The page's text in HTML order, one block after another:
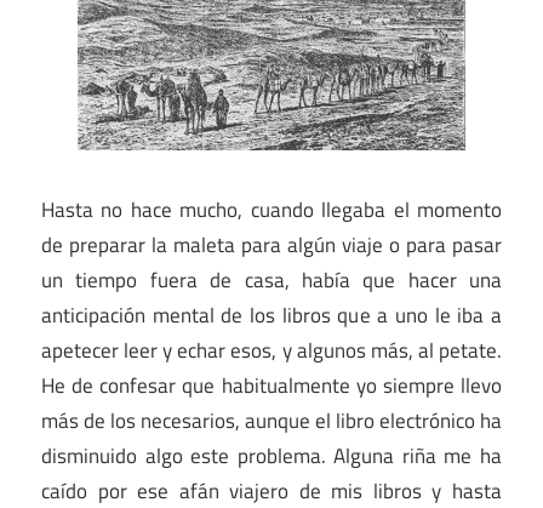
Hasta no hace mucho, cuando llegaba el momento
de preparar la maleta para algún viaje o para pasar
un tiempo fuera de casa, había que hacer una
anticipación mental de los libros que a uno le iba a
apetecer leer y echar esos, y algunos más, al petate.
He de confesar que habitualmente yo siempre llevo
más de los necesarios, aunque el libro electrónico ha
disminuido algo este problema. Alguna riña me ha
caído por ese afán viajero de mis libros y hasta